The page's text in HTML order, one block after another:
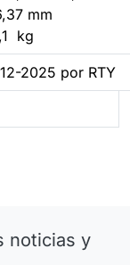
mm
kg
2025 por RTY
noticias y